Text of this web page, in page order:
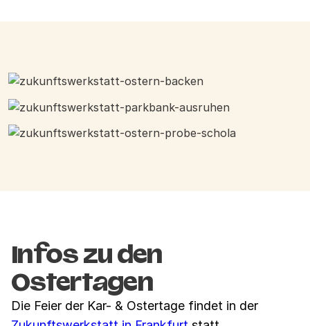
Infos zu den
Ostertagen
Die Feier der Kar- & Ostertage findet in der